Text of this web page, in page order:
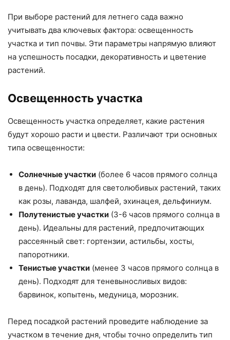
При выборе растений для летнего сада важно
учитывать два ключевых фактора: освещенность
участка и тип почвы. Эти параметры напрямую влияют
на успешность посадки, декоративность и цветение
растений.
Освещенность участка
Освещенность участка определяет, какие растения
будут хорошо расти и цвести. Различают три основных
типа освещенности:
Солнечные участки (более 6 часов прямого солнца
в день). Подходят для светолюбивых растений, таких
как розы, лаванда, шалфей, эхинацея, дельфиниум.
Полутенистые участки (3-6 часов прямого солнца в
день). Идеальны для растений, предпочитающих
рассеянный свет: гортензии, астильбы, хосты,
папоротники.
Тенистые участки (менее 3 часов прямого солнца в
день). Подходят для теневыносливых видов:
барвинок, копытень, медуница, морозник.
Перед посадкой растений проведите наблюдение за
участком в течение дня, чтобы точно определить тип